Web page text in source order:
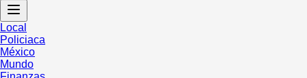
Local
Policiaca
México
Mundo